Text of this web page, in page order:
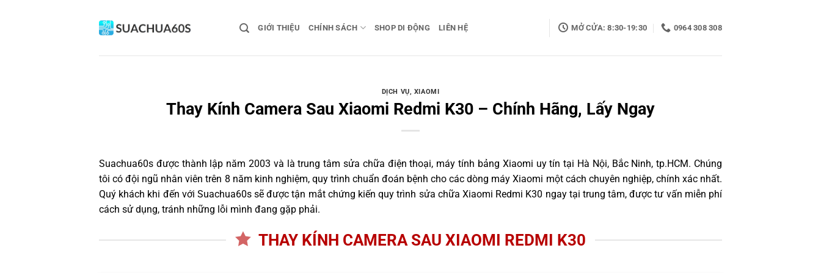
GIỚI THIỆU CHÍNH SÁCH SHOP DI ĐỘNG LIÊN HỆ MỞ CỬA: 8:30-19:30 0964 308 308
DỊCH VỤ, XIAOMI
Thay Kính Camera Sau Xiaomi Redmi K30 – Chính Hãng, Lấy Ngay
Suachua60s được thành lập năm 2003 và là trung tâm sửa chữa điện thoại, máy tính bảng Xiaomi uy tín tại Hà Nội, Bắc Ninh, tp.HCM. Chúng
tôi có đội ngũ nhân viên trên 8 năm kinh nghiệm, quy trình chuẩn đoán bệnh cho các dòng máy Xiaomi một cách chuyên nghiệp, chính xác nhất.
Quý khách khi đến với Suachua60s sẽ được tận mắt chứng kiến quy trình sửa chữa Xiaomi Redmi K30 ngay tại trung tâm, được tư vấn miễn phí
cách sử dụng, tránh những lỗi mình đang gặp phải.
THAY KÍNH CAMERA SAU XIAOMI REDMI K30